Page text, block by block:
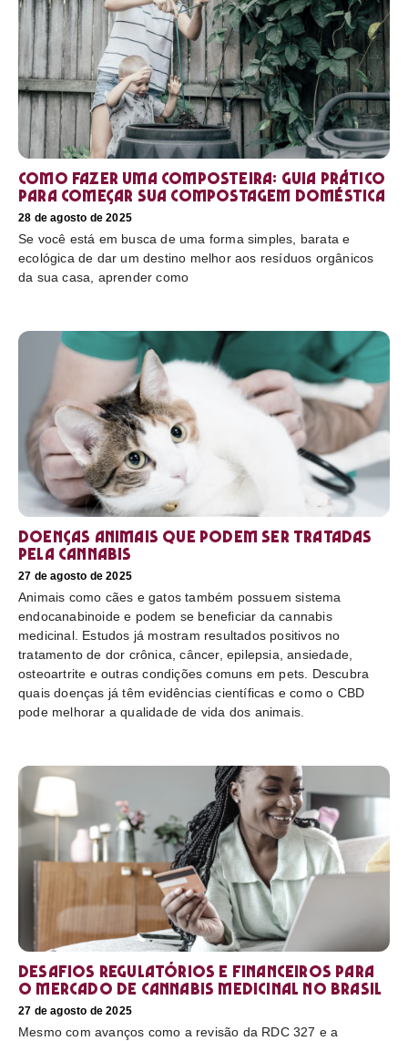
Como fazer uma composteira: Guia prático
para começar sua compostagem doméstica
28 de agosto de 2025
Se você está em busca de uma forma simples, barata e
ecológica de dar um destino melhor aos resíduos orgânicos
da sua casa, aprender como
Doenças animais que podem ser tratadas
pela cannabis
27 de agosto de 2025
Animais como cães e gatos também possuem sistema
endocanabinoide e podem se beneficiar da cannabis
medicinal. Estudos já mostram resultados positivos no
tratamento de dor crônica, câncer, epilepsia, ansiedade,
osteoartrite e outras condições comuns em pets. Descubra
quais doenças já têm evidências científicas e como o CBD
pode melhorar a qualidade de vida dos animais.
Desafios regulatórios e financeiros para
o mercado de cannabis medicinal no Brasil
27 de agosto de 2025
Mesmo com avanços como a revisão da RDC 327 e a